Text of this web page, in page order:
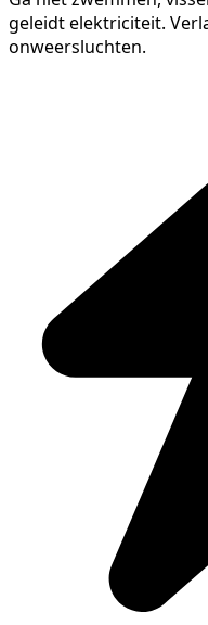
geleidt elektriciteit.
onweersluchten.